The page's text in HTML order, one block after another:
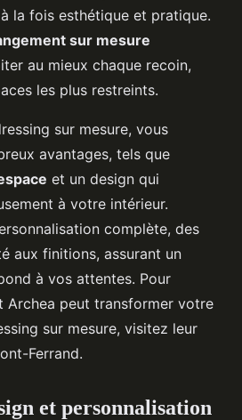
la fois esthétique et pratique.
sur mesure
au mieux chaque recoin,
les plus restreints.
sur mesure, vous
avantages, tels que
et un design qui
à votre intérieur.
complète, des
aux finitions, assurant un
à vos attentes. Pour
Archea peut transformer votre
sur mesure, visitez leur
Ferrand.
et personnalisation